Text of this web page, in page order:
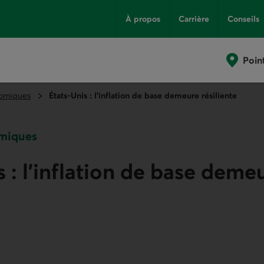
À propos Carrière Conseils
États-Unis : l’inflation de base demeure résiliente
: l’inflation de base